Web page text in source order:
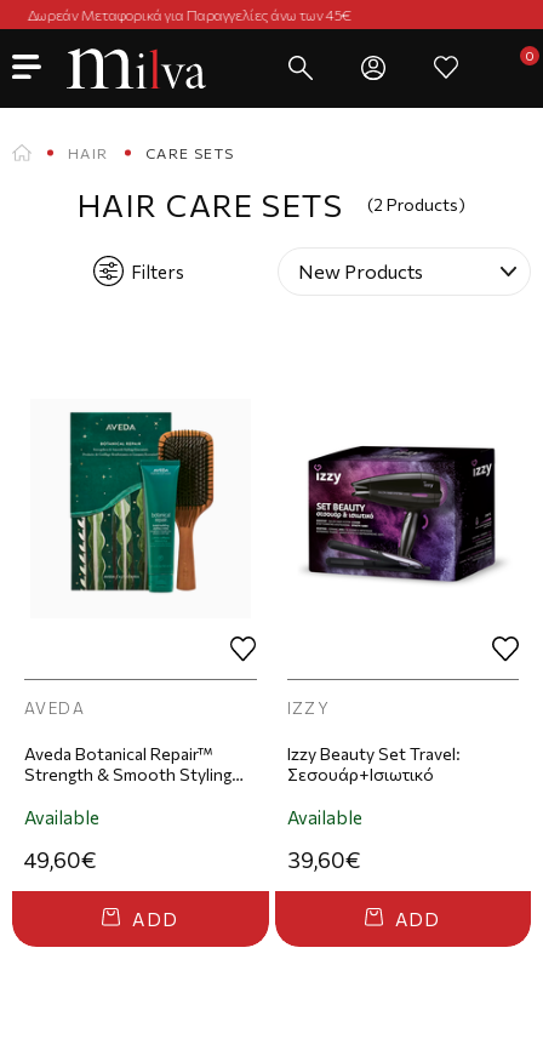
45€ Immediate Delivery in 2-3 Days
HAIR CARE SETS
HAIR CARE SETS (2 Products)
Filters
AVEDA
Aveda Botanical Repair™
Strength & Smooth Styling
building Styling Cream 150ml &
Available
49,60€
ADD
IZZY
Izzy Beauty Set Travel:
Σεσουάρ+Ισιωτικό
Available
39,60€
ADD